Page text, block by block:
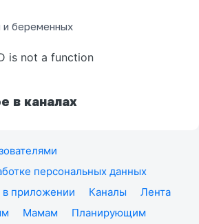
и беременных
is not a function
в каналах
персональных данных
в приложении Каналы
Лента
Мамам
Планирующим